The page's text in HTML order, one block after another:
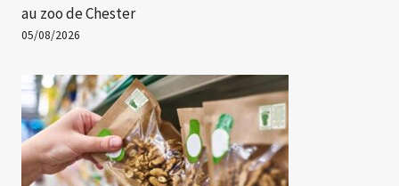
au zoo de Chester
05/08/2026